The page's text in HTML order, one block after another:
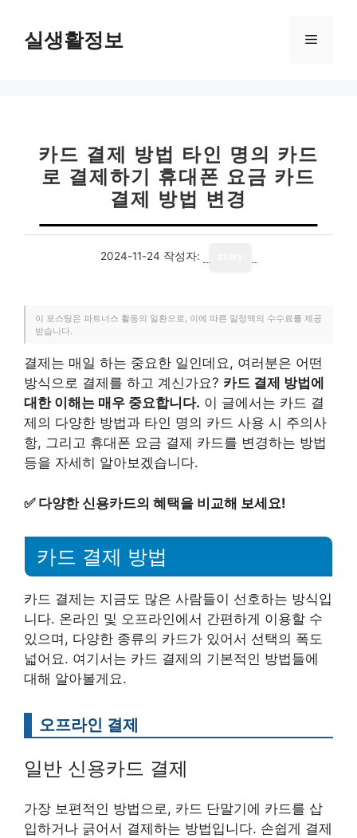
실생활정보 메
카드 결제 방법 타인 명의 카드
로 결제하기 휴대폰 요금 카드
결제 방법 변경
2024-11-24 작성자:
이 포스팅은 파트너스 활동의 일환으로, 이에 따른 일정액의 수수료를 제공
받습니다.
결제는 매일 하는 중요한 일인데요, 여러분은 어떤
방식으로 결제를 하고 계신가요? 카드 결제 방법에
대한 이해는 매우 중요합니다. 이 글에서는 카드 결
제의 다양한 방법과 타인 명의 카드 사용 시 주의사
항, 그리고 휴대폰 요금 결제 카드를 변경하는 방법
등을 자세히 알아보겠습니다.
✅ 다양한 신용카드의 혜택을 비교해 보세요!
카드 결제 방법
카드 결제는 지금도 많은 사람들이 선호하는 방식입
니다. 온라인 및 오프라인에서 간편하게 이용할 수
있으며, 다양한 종류의 카드가 있어서 선택의 폭도
넓어요. 여기서는 카드 결제의 기본적인 방법들에
대해 알아볼게요.
오프라인 결제
일반 신용카드 결제
가장 보편적인 방법으로, 카드 단말기에 카드를 삽
입하거나 긁어서 결제하는 방법입니다. 손쉽게 결제